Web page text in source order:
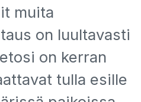
muita
on luultavasti
on kerran
tulla esille